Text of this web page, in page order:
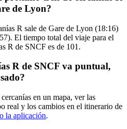
de Lyon?
R sale de Gare de Lyon (18:16)
El tiempo total del viaje para el
R de SNCF es de 101.
R de SNCF va puntual,
en un mapa, ver las
real y los cambios en el itinerario de
la aplicación.